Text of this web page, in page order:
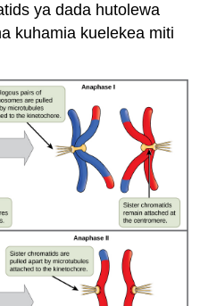
ya dada hutolewa
kuhamia kuelekea miti